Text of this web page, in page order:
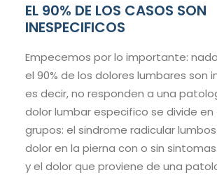
EL 90% DE LOS CASOS SON
INESPECIFICOS
Empecemos por lo importante:
el 90% de los dolores lumbares son
es decir, no responden a una
dolor lumbar especifico se divide
grupos: el sindrome radicular
dolor en la pierna con o sin
y el dolor que proviene de una